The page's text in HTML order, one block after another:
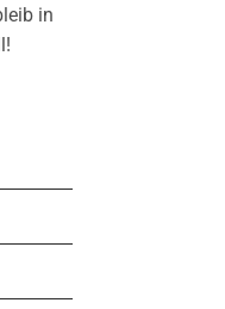
in